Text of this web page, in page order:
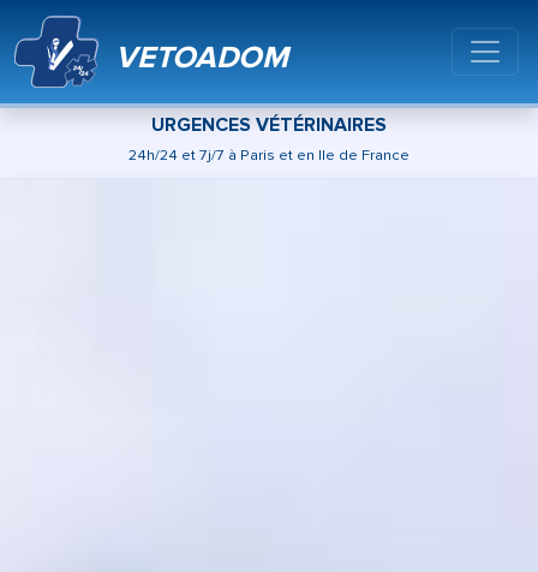
VETOADOM
URGENCES VÉTÉRINAIRES
24h/24 et 7j/7 à Paris et en Ile de France